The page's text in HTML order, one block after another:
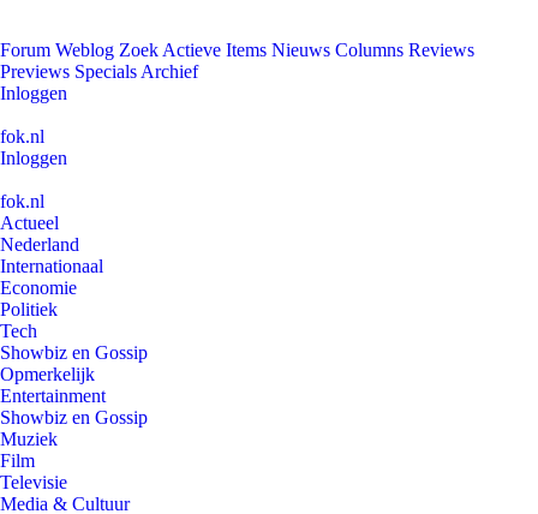
Forum Weblog Zoek Actieve Items Nieuws Columns Reviews
Previews Specials Archief
Inloggen
fok.nl
Inloggen
fok.nl
Actueel
Nederland
Internationaal
Economie
Politiek
Tech
Showbiz en Gossip
Opmerkelijk
Entertainment
Showbiz en Gossip
Muziek
Film
Televisie
Media & Cultuur